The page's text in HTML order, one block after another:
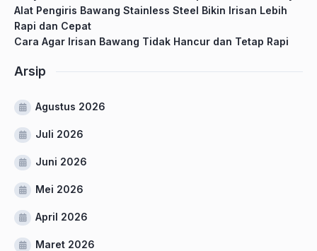
Alat Pengiris Bawang Stainless Steel Bikin Irisan Lebih
Rapi dan Cepat
Cara Agar Irisan Bawang Tidak Hancur dan Tetap Rapi
Arsip
Agustus 2026
Juli 2026
Juni 2026
Mei 2026
April 2026
Maret 2026